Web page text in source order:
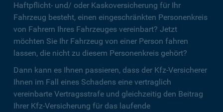
Haftpflicht- und/ oder Kaskoversicherung für Ihr
Fahrzeug besteht, einen eingeschränkten Personenkreis
von Fahrern Ihres Fahrzeuges vereinbart? Jetzt
möchten Sie Ihr Fahrzeug von einer Person fahren
lassen, die nicht zu diesem Personenkreis gehört?
Dann kann es Ihnen passieren, dass der Kfz-Versicherer
Ihnen im Fall eines Schadens eine vertraglich
vereinbarte Vertragsstrafe und gleichzeitig den Beitrag
Ihrer Kfz-Versicherung für das laufende